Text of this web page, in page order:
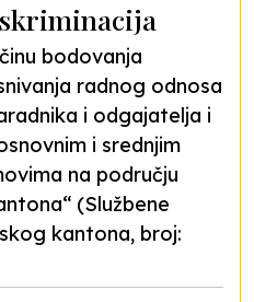
bodovanja
radnog odnosa
i odgajatelja i
i srednjim
na području
(Službene
kantona, broj: